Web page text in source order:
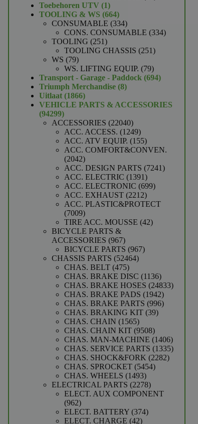
Toebehoren UTV 11
product
TOOLING & WS 664664
producten
CONSUMABLE 334334
producten
CONS. CONSUMABLE 334334
TOOLING 251251
producten
TOOLING CHASSIS 251251
WS 7979
producten
WS. LIFTING EQUIP. 7979
producten
Transport - Garage - Paddock 694694
Triumph Merchandise 88
Uitlaat 18661866
producten
VEHICLE PARTS & ACCESSORIES
9429994299
producten
ACCESSORIES 2204022040
producten
ACC. ACCESS. 12491249
producten
ACC. ATV EQUIP. 155155
producten
ACC. COMFORT&CONVEN.
20422042
producten
ACC. DESIGN PARTS 72417241
ACC. ELECTRIC 13911391
producten
ACC. ELECTRONIC 699699
ACC. EXHAUST 22122212
producten
ACC. PLASTIC&PROTECT
70097009
producten
TIRE ACC. MOUSSE 4242
BICYCLE PARTS &
ACCESSORIES 967967
producten
BICYCLE PARTS 967967
CHASSIS PARTS 5246452464
CHAS. BELT 475475
producten
CHAS. BRAKE DISC 11361136
producten
CHAS. BRAKE HOSES 2483324833
CHAS. BRAKE PADS 19421942
producten
CHAS. BRAKE PARTS 996996
CHAS. BRAKING KIT 3939
CHAS. CHAIN 15651565
producten
CHAS. CHAIN KIT 95089508
producten
CHAS. MAN-MACHINE 14061406
producten
CHAS. SERVICE PARTS 13351335
CHAS. SHOCK&FORK 22822282
CHAS. SPROCKET 54545454
CHAS. WHEELS 14931493
producten
ELECTRICAL PARTS 22782278
producten
ELECT. AUX COMPONENT
962962
producten
ELECT. BATTERY 374374
ELECT. CHARGE 4242